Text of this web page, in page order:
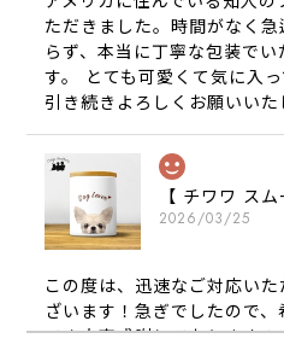
ただきました。時間がなく
らず、本当に丁寧な包装で
す。 とても可愛くて気に入
引き続きよろしくお願いいた
2026/03/25
この度は、迅速なご対応い
ざいます！急ぎでしたので
でき大変感謝しております